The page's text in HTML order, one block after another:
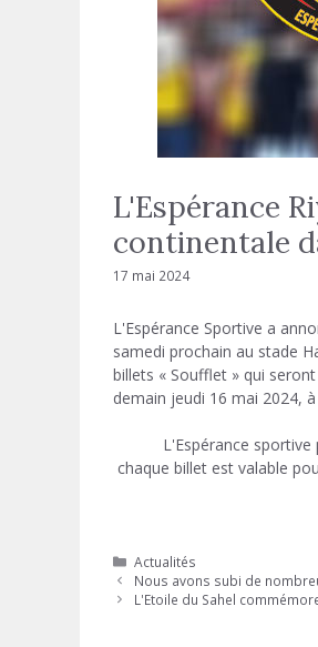
L'Espérance
continentale
17 mai 2024
L'Espérance Sportive a
samedi prochain au stade
billets « Soufflet » qui
demain jeudi 16 mai 2024,
L'Espérance
chaque billet est valable
Catégories
Actualités
Nous avons subi de
L'Etoile du Sahel